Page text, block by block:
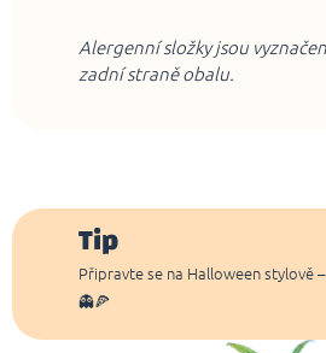
Alergenní složky jsou
zadní straně obalu.
Tip
Připravte se na Halloween stylově
👻🍕